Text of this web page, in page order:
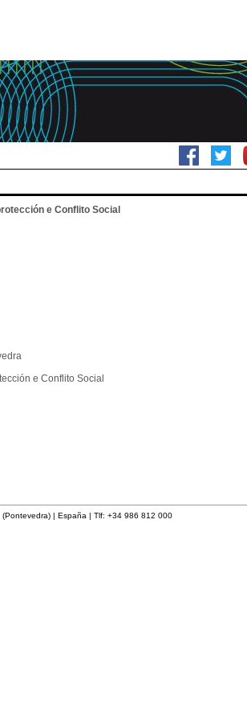
e Conflito Social
e Conflito Social
| España | Tlf: +34 986 812 000